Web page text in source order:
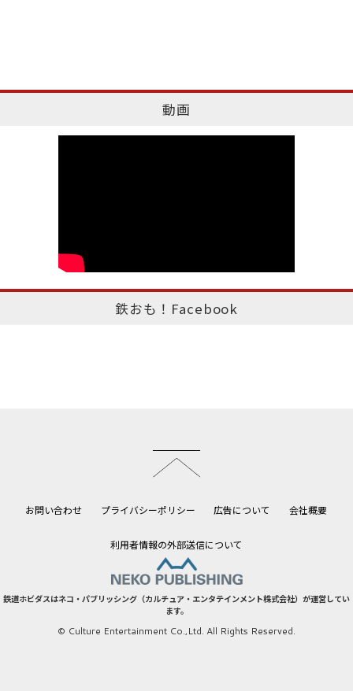
動画
鉄おも！Facebook
お問い合わせ プライバシーポリシー 広告について 会社概要
利用者情報の外部送信について
鉄道ホビダスはネコ・パブリッシング（カルチュア・エンタテインメント株式会社）が運営してい
ます。
© Culture Entertainment Co.,Ltd. All Rights Reserved.